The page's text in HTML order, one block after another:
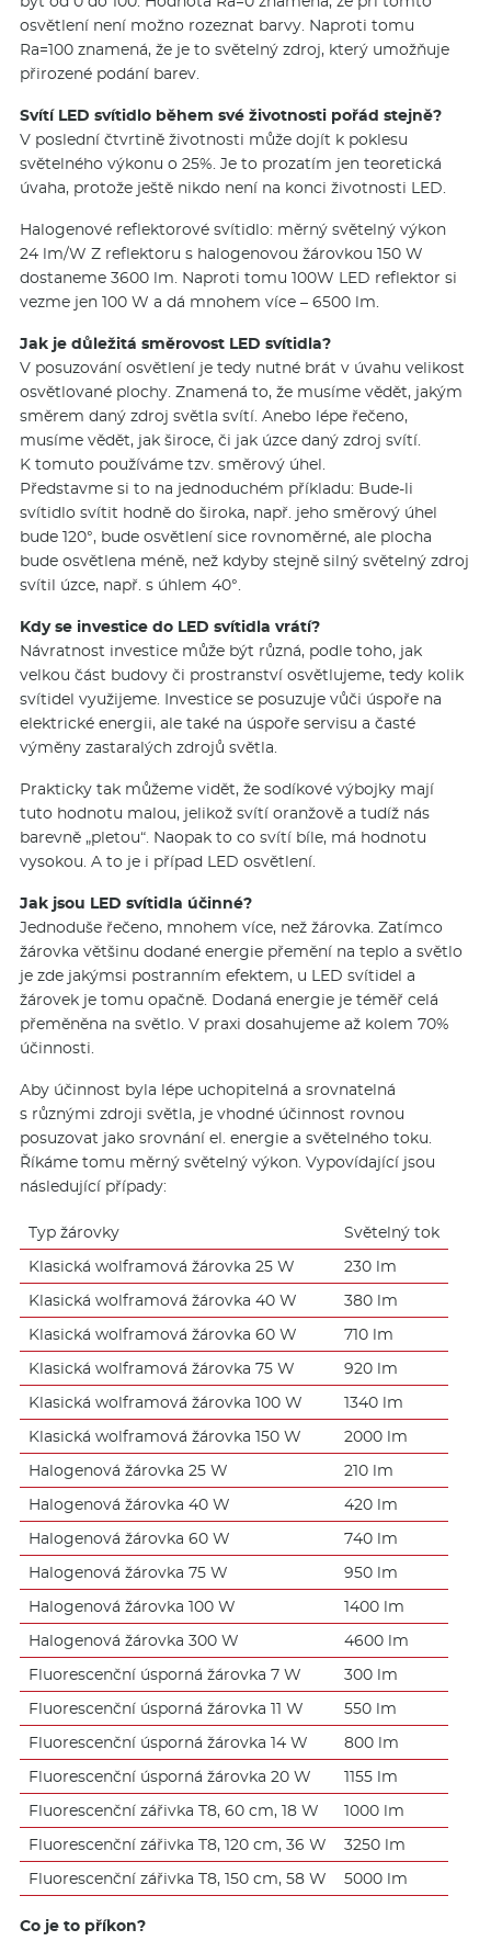
osvětlení není možno rozeznat barvy. Naproti tomu
Ra=100 znamená, že je to světelný zdroj, který umožňuje
přirozené podání barev.
Svítí LED svítidlo během své životnosti pořád stejně?
V poslední čtvrtině životnosti může dojít k poklesu
světelného výkonu o 25%. Je to prozatím jen teoretická
úvaha, protože ještě nikdo není na konci životnosti LED.
Halogenové reflektorové svítidlo: měrný světelný výkon
24 lm/W Z reflektoru s halogenovou žárovkou 150 W
dostaneme 3600 lm. Naproti tomu 100W LED reflektor si
vezme jen 100 W a dá mnohem více – 6500 lm.
Jak je důležitá směrovost LED svítidla?
V posuzování osvětlení je tedy nutné brát v úvahu velikost
osvětlované plochy. Znamená to, že musíme vědět, jakým
směrem daný zdroj světla svítí. Anebo lépe řečeno,
musíme vědět, jak široce, či jak úzce daný zdroj svítí.
K tomuto používáme tzv. směrový úhel.
Představme si to na jednoduchém příkladu: Bude-li
svítidlo svítit hodně do široka, např. jeho směrový úhel
bude 120°, bude osvětlení sice rovnoměrné, ale plocha
bude osvětlena méně, než kdyby stejně silný světelný zdroj
svítil úzce, např. s úhlem 40°.
Kdy se investice do LED svítidla vrátí?
Návratnost investice může být různá, podle toho, jak
velkou část budovy či prostranství osvětlujeme, tedy kolik
svítidel využijeme. Investice se posuzuje vůči úspoře na
elektrické energii, ale také na úspoře servisu a časté
výměny zastaralých zdrojů světla.
Prakticky tak můžeme vidět, že sodíkové výbojky mají
tuto hodnotu malou, jelikož svítí oranžově a tudíž nás
barevně „pletou“. Naopak to co svítí bíle, má hodnotu
vysokou. A to je i případ LED osvětlení.
Jak jsou LED svítidla účinné?
Jednoduše řečeno, mnohem více, než žárovka. Zatímco
žárovka většinu dodané energie přemění na teplo a světlo
je zde jakýmsi postranním efektem, u LED svítidel a
žárovek je tomu opačně. Dodaná energie je téměř celá
přeměněna na světlo. V praxi dosahujeme až kolem 70%
účinnosti.
Aby účinnost byla lépe uchopitelná a srovnatelná
s různými zdroji světla, je vhodné účinnost rovnou
posuzovat jako srovnání el. energie a světelného toku.
Říkáme tomu měrný světelný výkon. Vypovídající jsou
následující případy:
Typ žárovky
Světelný tok
Klasická wolframová žárovka 25 W
230 lm
Klasická wolframová žárovka 40 W
380 lm
Klasická wolframová žárovka 60 W
710 lm
Klasická wolframová žárovka 75 W
920 lm
Klasická wolframová žárovka 100 W
1340 lm
Klasická wolframová žárovka 150 W
2000 lm
Halogenová žárovka 25 W
210 lm
Halogenová žárovka 40 W
420 lm
Halogenová žárovka 60 W
740 lm
Halogenová žárovka 75 W
950 lm
Halogenová žárovka 100 W
1400 lm
Halogenová žárovka 300 W
4600 lm
Fluorescenční úsporná žárovka 7 W
300 lm
Fluorescenční úsporná žárovka 11 W
550 lm
Fluorescenční úsporná žárovka 14 W
800 lm
Fluorescenční úsporná žárovka 20 W
1155 lm
Fluorescenční zářivka T8, 60 cm, 18 W
1000 lm
Fluorescenční zářivka T8, 120 cm, 36 W
3250 lm
Fluorescenční zářivka T8, 150 cm, 58 W
5000 lm
Co je to příkon?